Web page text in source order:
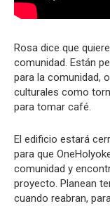
Rosa dice que
comunidad. Están
para la comunidad,
culturales como
para tomar café.
El edificio estará
para que
comunidad y
proyecto. Planean
cuando reabran,